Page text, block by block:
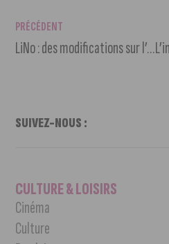
PRÉCÉDENT
LiNo : des modifications sur l’échangeur d’Ahuy
SUIVEZ-NOUS :
CULTURE & LOISIRS
Cinéma
Culture